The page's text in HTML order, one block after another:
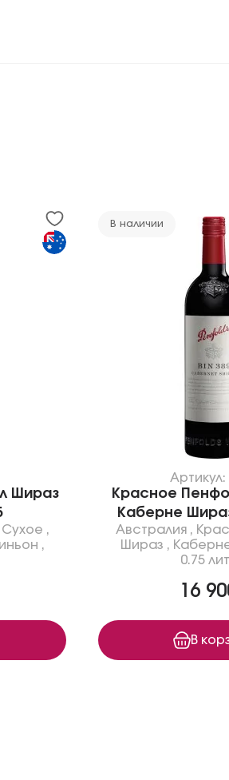
Шираз
Сухое ,
,
В наличии
Артикул:
Красное
Каберне
Австралия,
Шираз ,
0.75
16
В